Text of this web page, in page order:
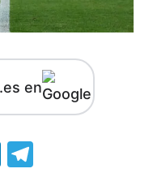
en
LinkedIn